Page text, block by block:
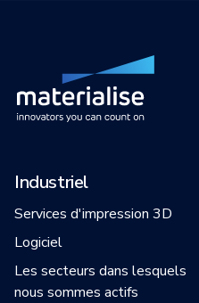
Industriel
Services d'impression 3D
Logiciel
Les secteurs dans lesquels
nous sommes actifs